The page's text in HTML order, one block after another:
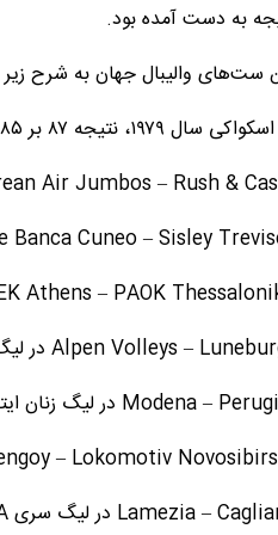
به دست آمده بود.
ست‌های والیبال جهان به شرح